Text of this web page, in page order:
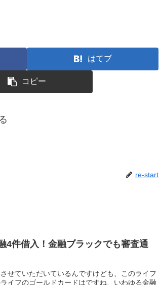
はてブ
コピー
re-start
4件借入！金融ブラックでも審査通
せていただいているんですけども、このライフ
イフのゴールドカードはですね、いわゆる金融